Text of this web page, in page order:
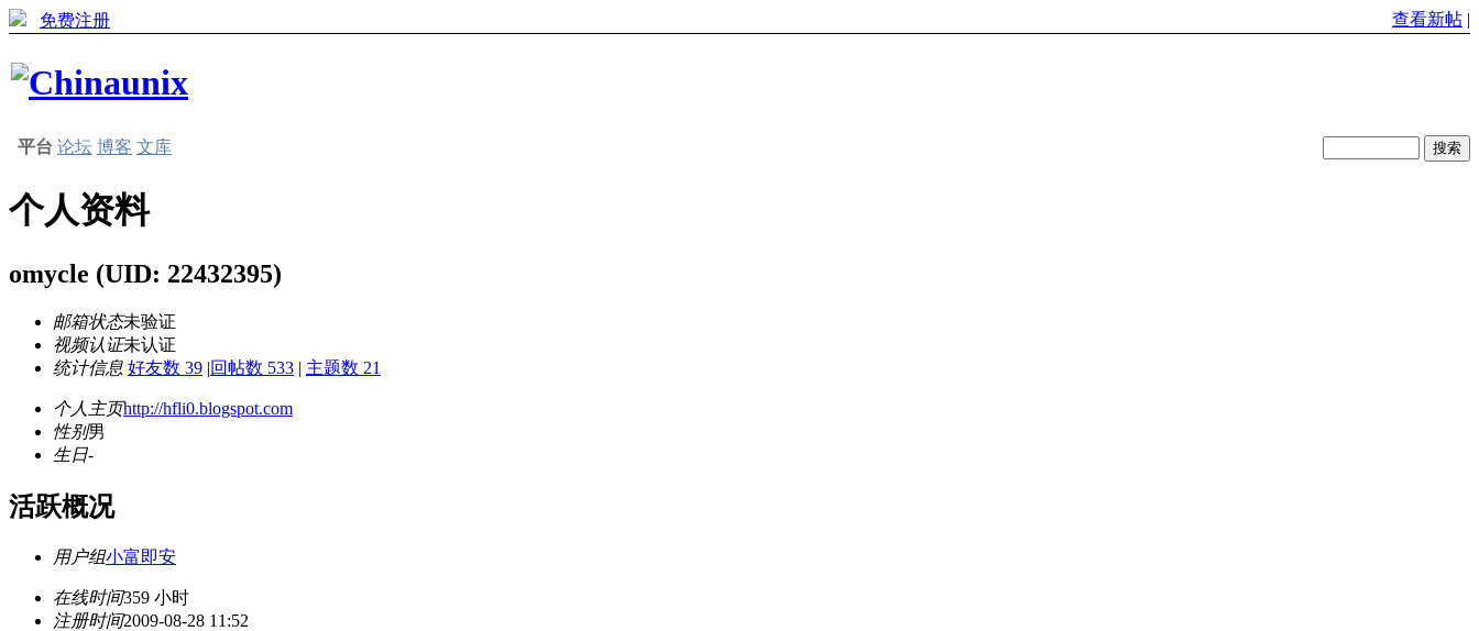
免费注册 查看新帖 |
平台 论坛 博客 文库
个人资料
omycle (UID: 22432395)
邮箱状态未验证
视频认证未认证
统计信息 好友数 39 |回帖数 533 | 主题数 21
个人主页http://hfli0.blogspot.com
性别男
生日-
活跃概况
用户组小富即安
在线时间359 小时
注册时间2009-08-28 11:52